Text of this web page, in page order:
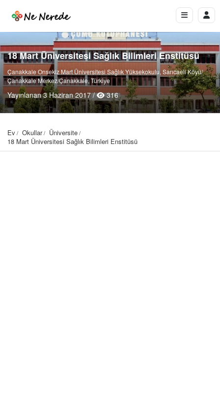
18 Mart Üniversitesi Sağlık Bilimleri Enstitüsü
Çanakkale Onsekiz Mart Üniversitesi Sağlık Yüksekokulu, Sarıcaeli Köyü/
Çanakkale Merkez/Çanakkale, Türkiye
Yayınlanan 3 Haziran 2017 / 316
Ev Okullar
Üniversite
18 Mart Üniversitesi Sağlık Bilimleri Enstitüsü